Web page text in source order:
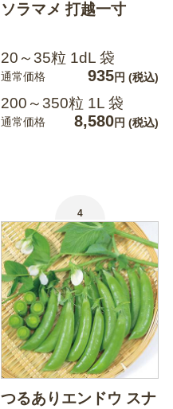
ソラマメ 打越一寸
20～35粒 1dL 袋
通常価格 935円 (税込)
200～350粒 1L 袋
通常価格 8,580円 (税込)
4
つるありエンドウ スナ